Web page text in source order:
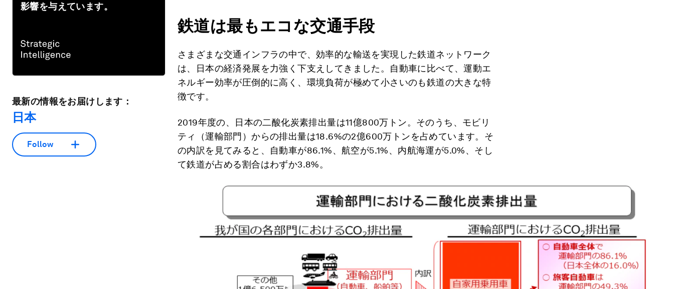
影響を与えています。
最新の情報をお届けします：
日本
Follow
鉄道は最もエコな交通手段
さまざまな交通インフラの中で、効率的な輸送を実現した鉄道ネットワーク
は、日本の経済発展を力強く下支えしてきました。自動車に比べて、運動エ
ネルギー効率が圧倒的に高く、環境負荷が極めて小さいのも鉄道の大きな特
徴です。
2019年度の、日本の二酸化炭素排出量は11億800万トン。そのうち、モビリ
ティ（運輸部門）からの排出量は18.6%の2億600万トンを占めています。そ
の内訳を見てみると、自動車が86.1%、航空が5.1%、内航海運が5.0%、そし
て鉄道が占める割合はわずか3.8%。